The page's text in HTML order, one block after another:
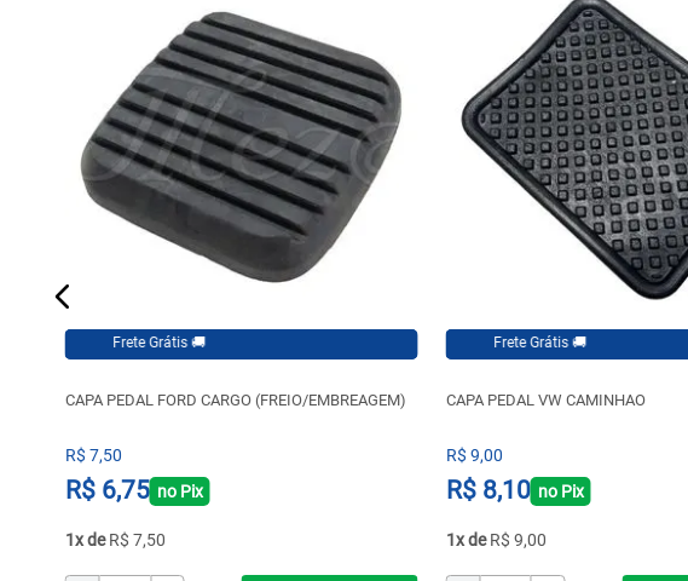
Frete Grátis 🚚
CAPA PEDAL FORD CARGO (FREIO/EMBREAGEM)
R$ 7,50
R$ 6,75 no Pix
1 R$ 7,50
Frete Grátis 🚚
CAPA PEDAL VW CAMINHAO
R$ 9,00
R$ 8,10 no Pix
1 R$ 9,00